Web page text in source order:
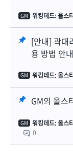
GM 워킹데드: 올스
[안내] 곽대
용 방법 안
GM 워킹데드: 올스
GM의 올스
GM 워킹데드: 올스
0